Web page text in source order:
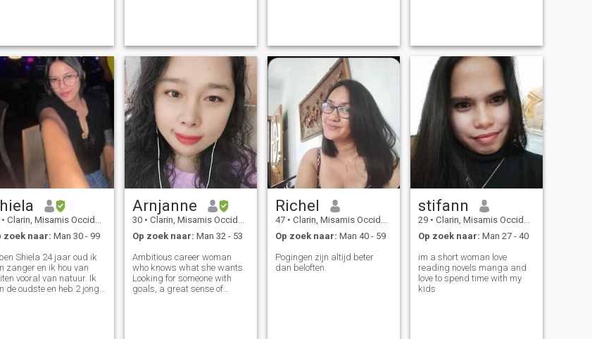
• Clarin, Misamis Occidental, Filipijnen
zoek naar: Man 30 - 99
Shiela 24 jaar oud ik
zanger en ik hou van
vooral van natuur. Ik
de oudste en heb 2 jonge
Arnjanne
30 • Clarin, Misamis Occidental, Filipijnen
Op zoek naar: Man 32 - 53
Ambitious career woman
who knows what she wants.
Looking for someone with
goals, a great sense of
Richel
47 • Clarin, Misamis Occidental, Filipijnen
Op zoek naar: Man 40 - 59
Pogingen zijn altijd beter
dan beloften.
stifann
29 • Clarin, Misamis Occidental, Filipijnen
Op zoek naar: Man 27 - 40
im a short woman love
reading novels manga and
love to spend time with my
kids